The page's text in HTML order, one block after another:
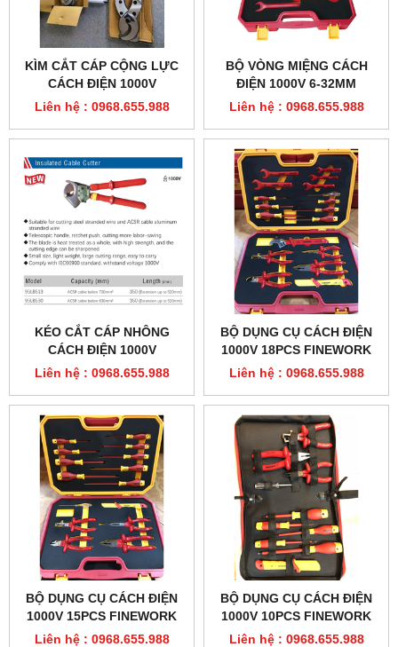
KÌM CẮT CÁP CỘNG LỰC
CÁCH ĐIỆN 1000V
FINEWORK 95LB505
Liên hệ : 0968.655.988
BỘ VÒNG MIỆNG CÁCH
ĐIỆN 1000V 6-32MM
FINEWORK 99LB901
Liên hệ : 0968.655.988
KÉO CẮT CÁP NHÔNG
CÁCH ĐIỆN 1000V
FINEWORK 95LB513
Liên hệ : 0968.655.988
BỘ DỤNG CỤ CÁCH ĐIỆN
1000V 18PCS FINEWORK
99LB004
Liên hệ : 0968.655.988
BỘ DỤNG CỤ CÁCH ĐIỆN
1000V 15PCS FINEWORK
99LB001
Liên hệ : 0968.655.988
BỘ DỤNG CỤ CÁCH ĐIỆN
1000V 10PCS FINEWORK
99LB010
Liên hệ : 0968.655.988